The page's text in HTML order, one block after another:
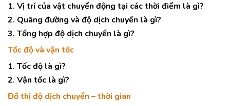
1. Vị trí của vật chuyển động tại các thời điểm là gì?
2. Quãng đường và độ dịch chuyển là gì?
3. Tổng hợp độ dịch chuyển là gì?
Tốc độ và vận tốc
1. Tốc độ là gì?
2. Vận tốc là gì?
Đồ thị độ dịch chuyển – thời gian